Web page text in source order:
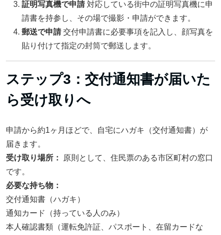
証明写真機で申請対応している街中の証明写真機に申
請書を持参し、その場で撮影・申請ができます。
郵送で申請交付申請書に必要事項を記入し、顔写真を
貼り付けて指定の封筒で郵送します。
ステップ3：交付通知書が届いた
ら受け取りへ
申請から約1ヶ月ほどで、自宅にハガキ（交付通知書）が
届きます。
受け取り場所：
原則として、住民票のある市区町村の窓口
です。
必要な持ち物：
交付通知書（ハガキ）
通知カード（持っている人のみ）
本人確認書類（運転免許証、パスポート、在留カードな